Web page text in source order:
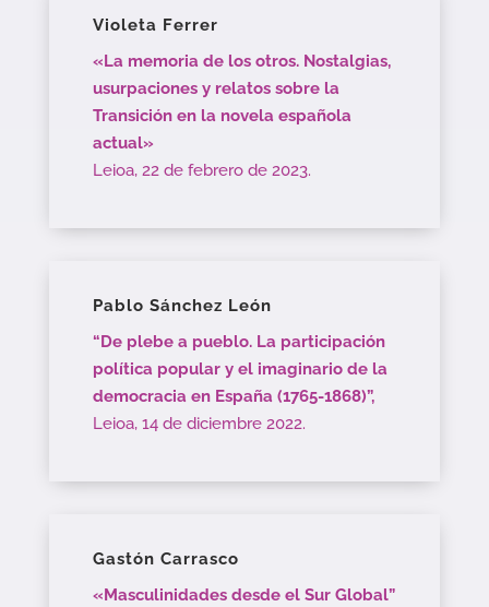
Violeta Ferrer
«La memoria de los otros. Nostalgias,
usurpaciones y relatos sobre la
Transición en la novela española
actual»
Leioa, 22 de febrero de 2023.
Pablo Sánchez León
“De plebe a pueblo. La participación
política popular y el imaginario de la
democracia en España (1765-1868)”,
Leioa, 14 de diciembre 2022.
Gastón Carrasco
«Masculinidades desde el Sur Global”